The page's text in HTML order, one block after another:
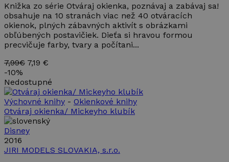
Knižka zo série Otváraj okienka, poznávaj a zabávaj sa!
obsahuje na 10 stranách viac než 40 otváracích
okienok, plných zábavných aktivít s obrázkami
obľúbených postavičiek. Dieťa si hravou formou
precvičuje farby, tvary a počítani...
7,99€ 7,19 €
-10%
Nedostupné
Výchovné knihy - Okienkové knihy
Otváraj okienka/ Mickeyho klubík
Disney
2016
JIRI MODELS SLOVAKIA, s.r.o.